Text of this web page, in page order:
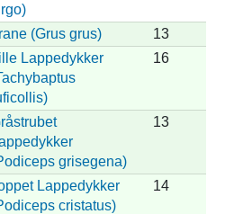
(Grus grus)
13
Lappedykker
16
grisegena)
13
Lappedykker
cristatus)
14